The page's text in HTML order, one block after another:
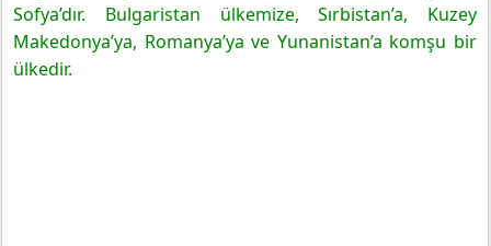
Sofya’dır. Bulgaristan ülkemize, Sırbistan’a, Kuzey
Makedonya’ya, Romanya’ya ve Yunanistan’a komşu bir
ülkedir.